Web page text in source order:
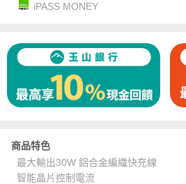
iPASS MONEY
商品特色
最大輸出30W 鋁合金編織快充線
智能晶片控制電流